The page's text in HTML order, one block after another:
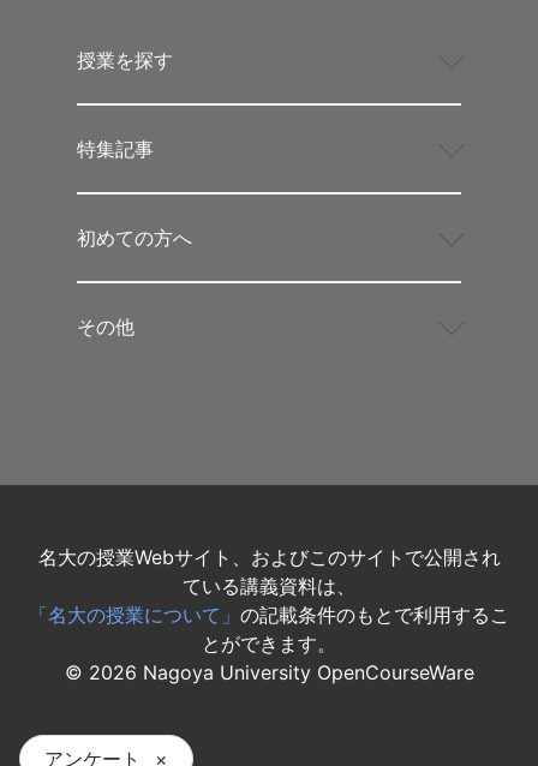
アンケート ×
授業を探す
特集記事
初めての方へ
その他
名大の授業Webサイト、およびこのサイトで公開され
ている講義資料は、
「名大の授業について」 の記載条件のもとで利用するこ
とができます。
© 2026 Nagoya University OpenCourseWare